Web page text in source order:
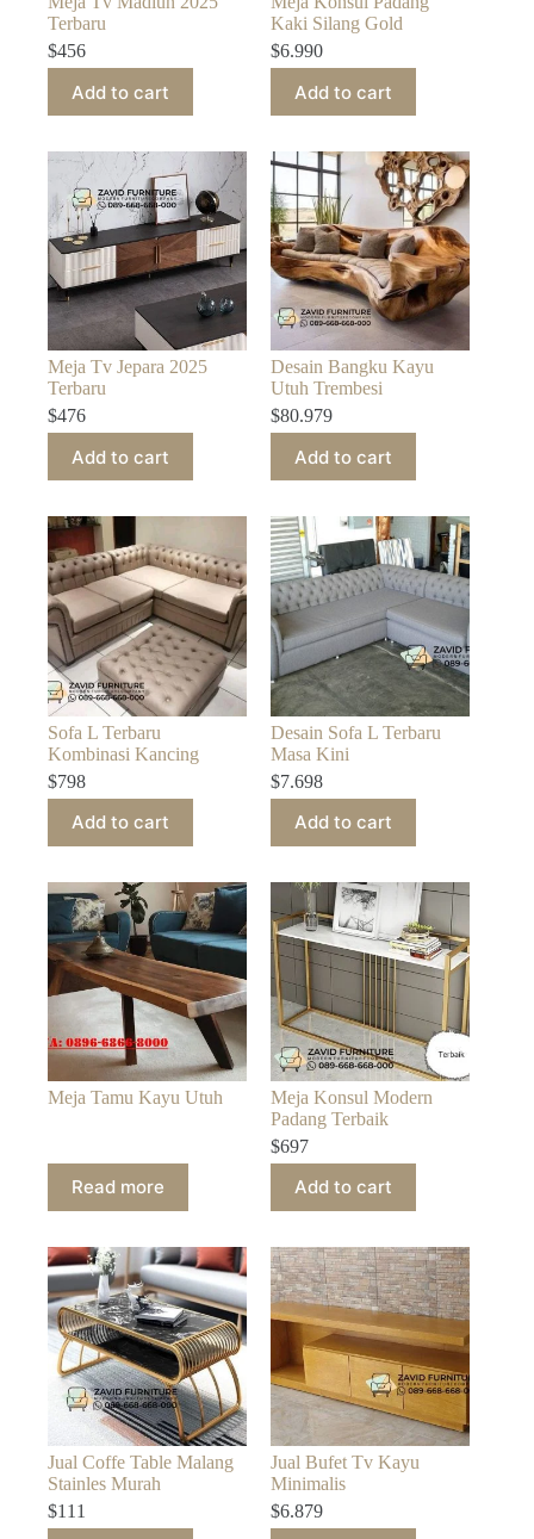
Terbaru
$456
Add to cart
Kaki Silang Gold
$6.990
Add to cart
Meja Tv Jepara 2025
Terbaru
$476
Add to cart
Desain Bangku Kayu
Utuh Trembesi
$80.979
Add to cart
Sofa L Terbaru
Kombinasi Kancing
$798
Add to cart
Desain Sofa L Terbaru
Masa Kini
$7.698
Add to cart
Meja Tamu Kayu Utuh
Read more
Meja Konsul Modern
Padang Terbaik
$697
Add to cart
Jual Coffe Table Malang
Stainles Murah
$111
Jual Bufet Tv Kayu
Minimalis
$6.879